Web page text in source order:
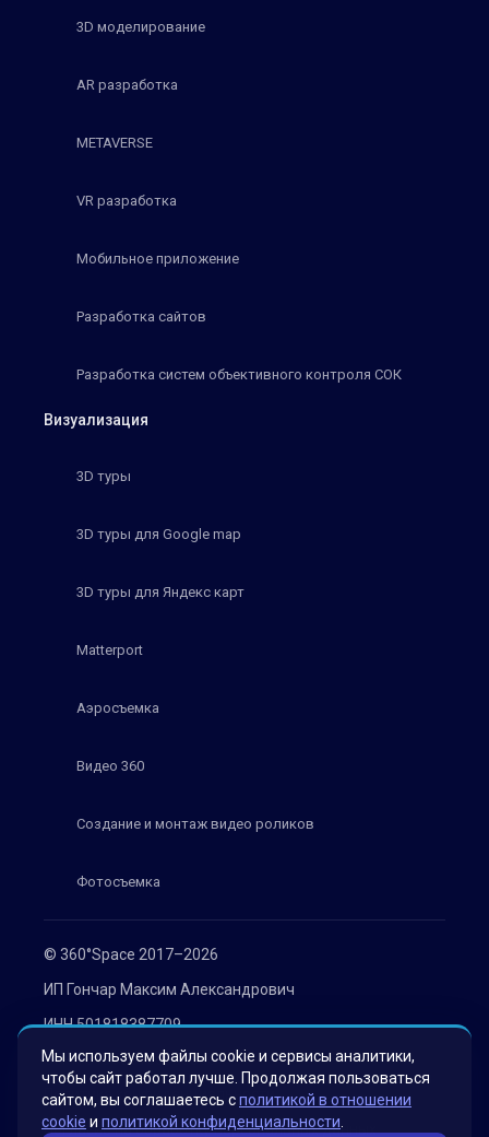
© 360°Space 2017–2026
ИП Гончар Максим Александрович
ИНН 501818387709
ОГРН 319508100030536
Политика конфиденциальности
Согласие на обработку персональных данных
3D моделирование
AR разработка
METAVERSE
VR разработка
Мобильное приложение
Разработка сайтов
Разработка систем объективного контроля СОК
Визуализация
3D туры
3D туры для Google map
3D туры для Яндекс карт
Matterport
Аэросъемка
Видео 360
Создание и монтаж видео роликов
Фотосъемка
Мы используем файлы cookie и сервисы аналитики,
чтобы сайт работал лучше. Продолжая пользоваться
сайтом, вы соглашаетесь сполитикой в отношении
cookie и политикой конфиденциальности